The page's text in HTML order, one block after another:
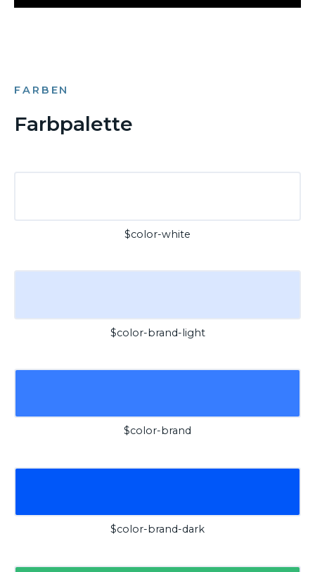
FARBEN
Farbpalette
$color-white
$color-brand-light
$color-brand
$color-brand-dark